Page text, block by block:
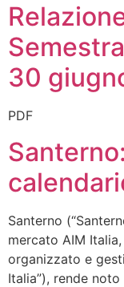
30
PDF
Santerno
mercato AIM
organizzato e
Italia”), rende